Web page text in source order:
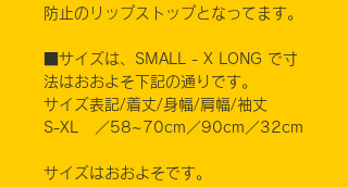
防止のリップストップとなってます。
■サイズは、SMALL - X LONG で寸
法はおおよそ下記の通りです。
サイズ表記/着丈/身幅/肩幅/袖丈
S-XL ／58~70cm／90cm／32cm
サイズはおおよそです。